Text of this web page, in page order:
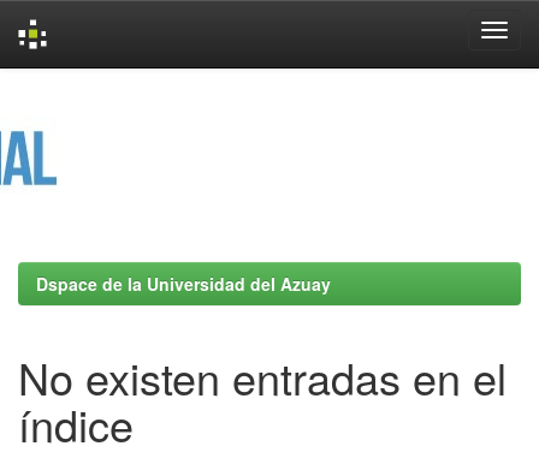
Dspace de la Universidad del Azuay
No existen entradas en el
índice